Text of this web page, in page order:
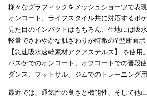
様々なグラフィックをメッシュショーツで表
オンコート、ライフスタイル共に対応するポケ
見た目のインパクトはもちろん、生地には吸
軽量でさわやかな肌ざわりが特徴のY型断面
【急速吸水速乾素材アクアステルス】 を使用
バスケでのオンコート、オフコートでの普段使
ダンス、フットサル、ジムでのトレーニング
最近では、通気性の良さと機能性、そして他